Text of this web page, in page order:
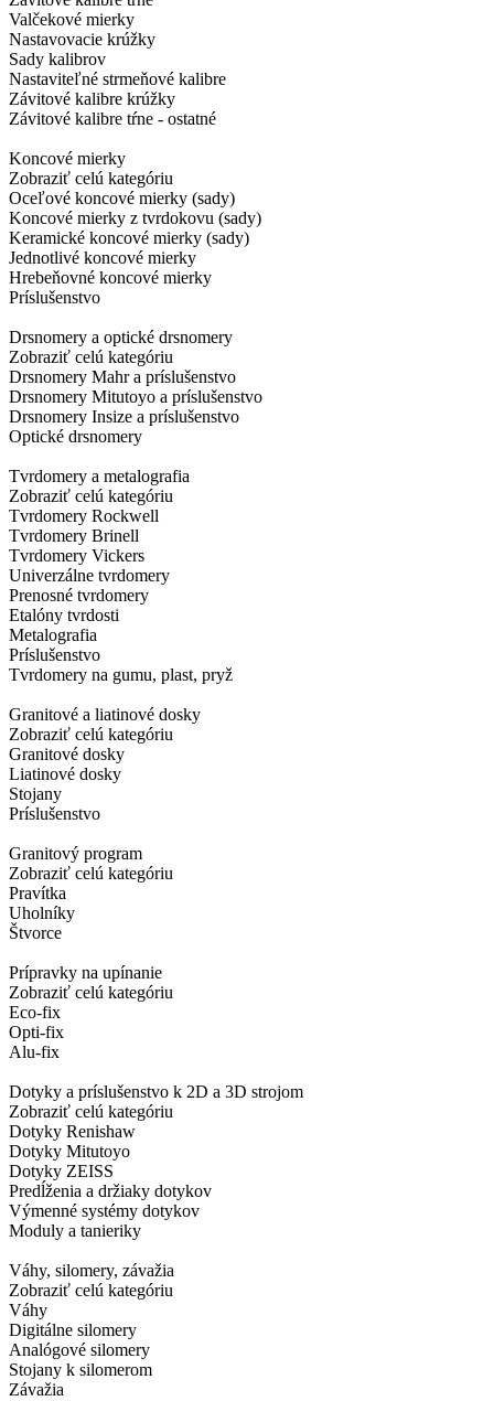
Valčekové mierky
Nastavovacie krúžky
Sady kalibrov
Nastaviteľné strmeňové kalibre
Závitové kalibre krúžky
Závitové kalibre tŕne - ostatné
Koncové mierky
Zobraziť celú kategóriu
Oceľové koncové mierky (sady)
Koncové mierky z tvrdokovu (sady)
Keramické koncové mierky (sady)
Jednotlivé koncové mierky
Hrebeňovné koncové mierky
Príslušenstvo
Drsnomery a optické drsnomery
Zobraziť celú kategóriu
Drsnomery Mahr a príslušenstvo
Drsnomery Mitutoyo a príslušenstvo
Drsnomery Insize a príslušenstvo
Optické drsnomery
Tvrdomery a metalografia
Zobraziť celú kategóriu
Tvrdomery Rockwell
Tvrdomery Brinell
Tvrdomery Vickers
Univerzálne tvrdomery
Prenosné tvrdomery
Etalóny tvrdosti
Metalografia
Príslušenstvo
Tvrdomery na gumu, plast, pryž
Granitové a liatinové dosky
Zobraziť celú kategóriu
Granitové dosky
Liatinové dosky
Stojany
Príslušenstvo
Granitový program
Zobraziť celú kategóriu
Pravítka
Uholníky
Štvorce
Prípravky na upínanie
Zobraziť celú kategóriu
Eco-fix
Opti-fix
Alu-fix
Dotyky a príslušenstvo k 2D a 3D strojom
Zobraziť celú kategóriu
Dotyky Renishaw
Dotyky Mitutoyo
Dotyky ZEISS
Predĺženia a držiaky dotykov
Výmenné systémy dotykov
Moduly a tanieriky
Váhy, silomery, závažia
Zobraziť celú kategóriu
Váhy
Digitálne silomery
Analógové silomery
Stojany k silomerom
Závažia